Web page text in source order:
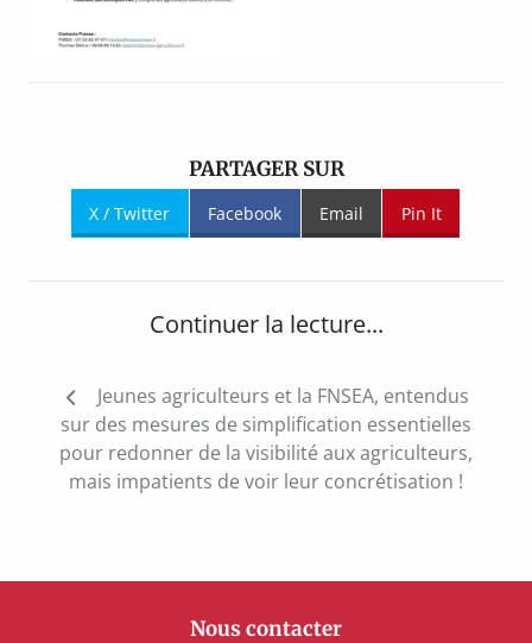
PARTAGER SUR
X / Twitter Facebook Email Pin It
Continuer la lecture...
Navigation
de
l’article
Jeunes agriculteurs et la FNSEA, entendus
sur des mesures de simplification essentielles
pour redonner de la visibilité aux agriculteurs,
mais impatients de voir leur concrétisation !
Nous contacter